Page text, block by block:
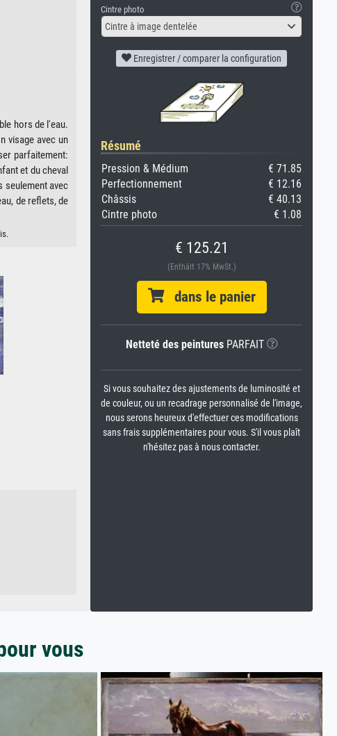
hors de l'eau.
visage avec un
parfaitement:
et du cheval
seulement avec
de reflets, de
Cintre photo
Cintre à image dentelée
Enregistrer / comparer la configuration
Résumé
Pression & Médium
€ 71.85
Perfectionnement
€ 12.16
Châssis
€ 40.13
Cintre photo
€ 1.08
€ 125.21
(Enthält 17% MwSt.)
dans le panier
Netteté des peinturesPARFAIT
Si vous souhaitez des ajustements de luminosité et
de couleur, ou un recadrage personnalisé de l'image,
nous serons heureux d'effectuer ces modifications
sans frais supplémentaires pour vous. S'il vous plaît
n'hésitez pas à nous contacter.
vous